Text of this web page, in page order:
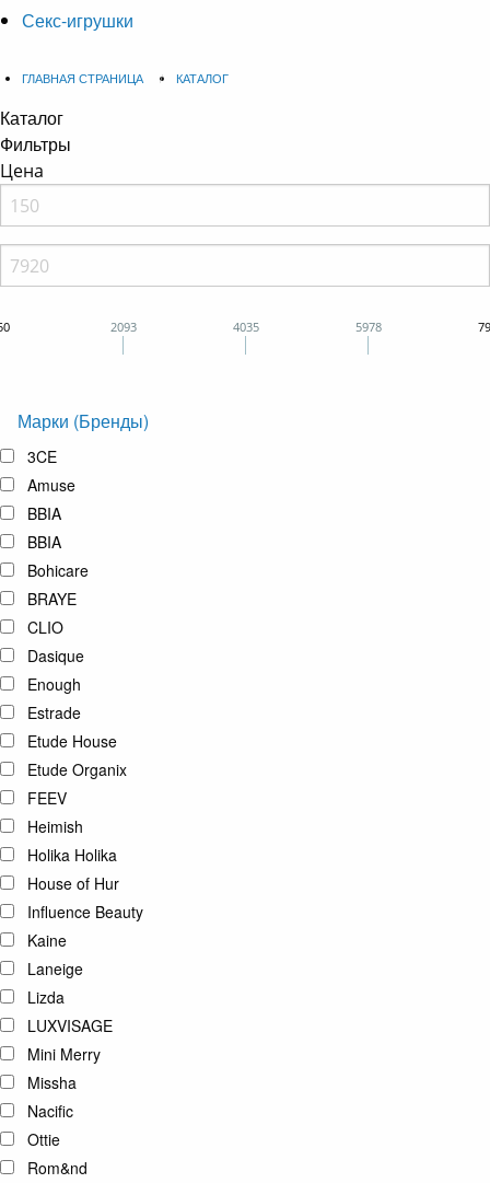
Секс-игрушки
ГЛАВНАЯ СТРАНИЦА КАТАЛОГ
Каталог
Фильтры
Цена
2093 4035 5978
Марки (Бренды)
3CE
Amuse
BBIA
BBIA
Bohicare
BRAYE
CLIO
Dasique
Enough
Estrade
Etude House
Etude Organix
FEEV
Heimish
Holika Holika
House of Hur
Influence Beauty
Kaine
Laneige
Lizda
LUXVISAGE
Mini Merry
Missha
Nacific
Ottie
Rom&nd